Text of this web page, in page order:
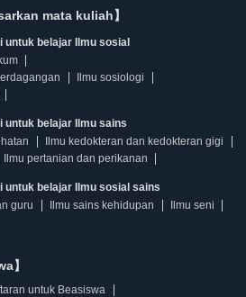
mata kuliah】
untuk belajar Ilmu sosial
Ilmu sosiologi
untuk belajar Ilmu sains
Ilmu kedokteran dan kedokteran gigi
Ilmu pertanian dan perikanan
untuk belajar Ilmu sosial sains
guru
Ilmu sains kehidupan
Ilmu seni
】
untuk Beasiswa